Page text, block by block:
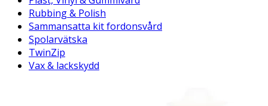
Rubbing & Polish
Sammansatta kit fordonsvård
Spolarvätska
TwinZip
Vax & lackskydd